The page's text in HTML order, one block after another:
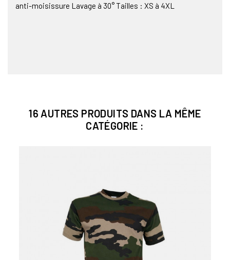
anti-moisissure Lavage à 30° Tailles : XS à 4XL
16 AUTRES PRODUITS DANS LA MÊME
CATÉGORIE :